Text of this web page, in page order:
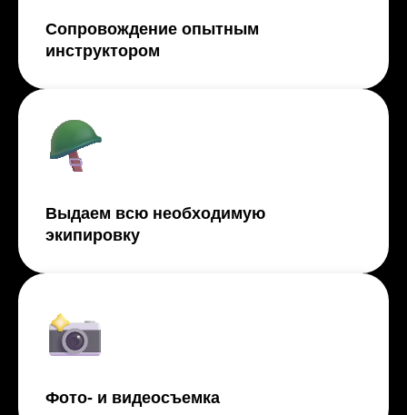
Сопровождение опытным
инструктором
Выдаем всю необходимую
экипировку
Фото- и видеосъемка